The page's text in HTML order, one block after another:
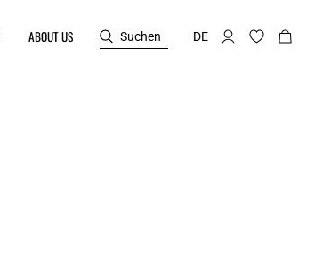
ABOUT US Suchen DE